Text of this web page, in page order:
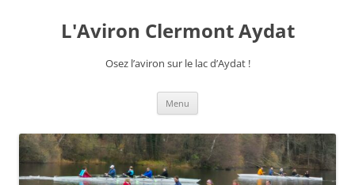
L'Aviron Clermont Aydat
Osez l’aviron sur le lac d’Aydat !
Menu